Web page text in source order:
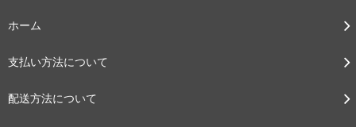
ホーム
支払い方法について
配送方法について